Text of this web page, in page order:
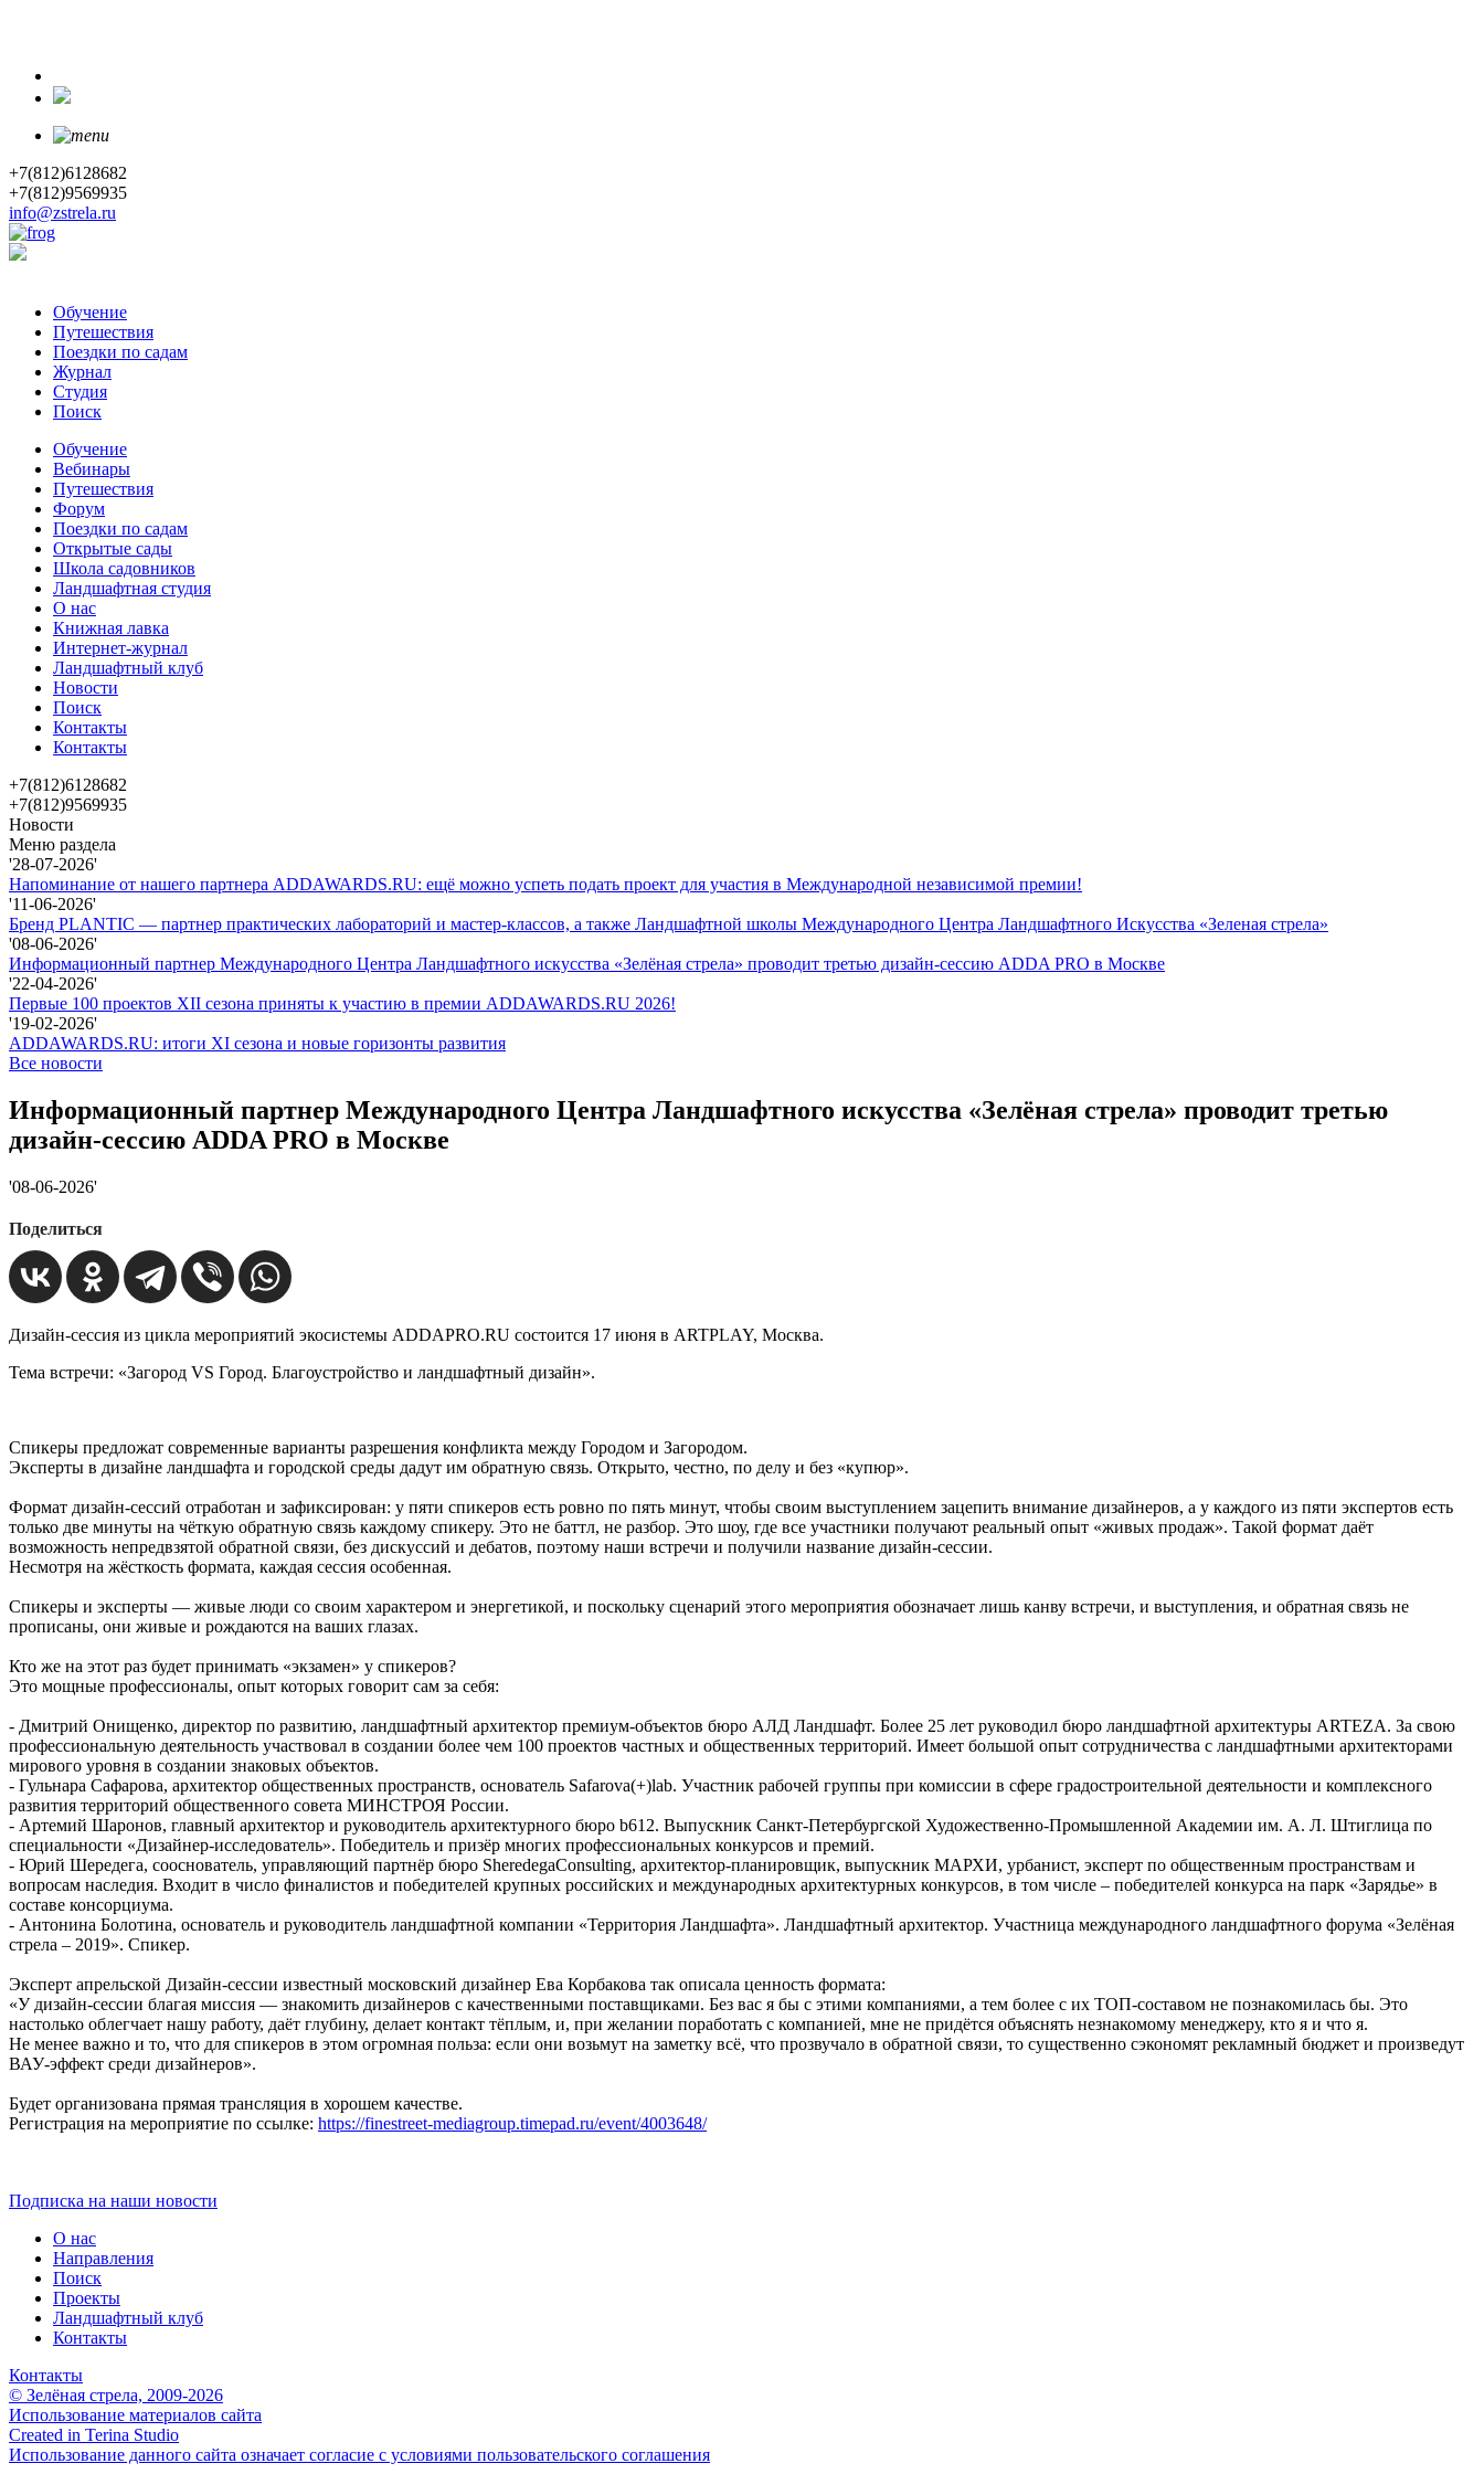
+7(812)6128682
+7(812)9569935
info@zstrela.ru
Обучение
Путешествия
Поездки по садам
Журнал
Студия
Поиск
Обучение
Вебинары
Путешествия
Форум
Поездки по садам
Открытые сады
Школа садовников
Ландшафтная студия
О нас
Книжная лавка
Интернет-журнал
Ландшафтный клуб
Новости
Поиск
Контакты
Контакты
+7(812)6128682
+7(812)9569935
Новости
Меню раздела
'28-07-2026'
Напоминание от нашего партнера ADDAWARDS.RU: ещё можно успеть подать проект для участия в Международной независимой премии!
'11-06-2026'
Бренд PLANTIC — партнер практических лабораторий и мастер-классов, а также Ландшафтной школы Международного Центра Ландшафтного Искусства «Зеленая стрела»
'08-06-2026'
Информационный партнер Международного Центра Ландшафтного искусства «Зелёная стрела» проводит третью дизайн-сессию ADDA PRO в Москве
'22-04-2026'
Первые 100 проектов XII сезона приняты к участию в премии ADDAWARDS.RU 2026!
'19-02-2026'
ADDAWARDS.RU: итоги XI сезона и новые горизонты развития
Все новости
Информационный партнер Международного Центра Ландшафтного искусства «Зелёная стрела» проводит третью
дизайн-сессию ADDA PRO в Москве
'08-06-2026'
Поделиться
Дизайн-сессия из цикла мероприятий экосистемы ADDAPRO.RU состоится 17 июня в ARTPLAY, Москва.
Тема встречи: «Загород VS Город. Благоустройство и ландшафтный дизайн».
Спикеры предложат современные варианты разрешения конфликта между Городом и Загородом.
Эксперты в дизайне ландшафта и городской среды дадут им обратную связь. Открыто, честно, по делу и без «купюр».
Формат дизайн-сессий отработан и зафиксирован: у пяти спикеров есть ровно по пять минут, чтобы своим выступлением зацепить внимание дизайнеров, а у каждого из пяти экспертов есть
только две минуты на чёткую обратную связь каждому спикеру. Это не баттл, не разбор. Это шоу, где все участники получают реальный опыт «живых продаж». Такой формат даёт
возможность непредвзятой обратной связи, без дискуссий и дебатов, поэтому наши встречи и получили название дизайн-сессии.
Несмотря на жёсткость формата, каждая сессия особенная.
Спикеры и эксперты — живые люди со своим характером и энергетикой, и поскольку сценарий этого мероприятия обозначает лишь канву встречи, и выступления, и обратная связь не
прописаны, они живые и рождаются на ваших глазах.
Кто же на этот раз будет принимать «экзамен» у спикеров?
Это мощные профессионалы, опыт которых говорит сам за себя:
- Дмитрий Онищенко, директор по развитию, ландшафтный архитектор премиум-объектов бюро АЛД Ландшафт. Более 25 лет руководил бюро ландшафтной архитектуры ARTEZA. За свою
профессиональную деятельность участвовал в создании более чем 100 проектов частных и общественных территорий. Имеет большой опыт сотрудничества с ландшафтными архитекторами
мирового уровня в создании знаковых объектов.
- Гульнара Сафарова, архитектор общественных пространств, основатель Safarova(+)lab. Участник рабочей группы при комиссии в сфере градостроительной деятельности и комплексного
развития территорий общественного совета МИНСТРОЯ России.
- Артемий Шаронов, главный архитектор и руководитель архитектурного бюро b612. Выпускник Санкт-Петербургской Художественно-Промышленной Академии им. А. Л. Штиглица по
специальности «Дизайнер-исследователь». Победитель и призёр многих профессиональных конкурсов и премий.
- Юрий Шередега, сооснователь, управляющий партнёр бюро SheredegaConsulting, архитектор-планировщик, выпускник МАРХИ, урбанист, эксперт по общественным пространствам и
вопросам наследия. Входит в число финалистов и победителей крупных российских и международных архитектурных конкурсов, в том числе – победителей конкурса на парк «Зарядье» в
составе консорциума.
- Антонина Болотина, основатель и руководитель ландшафтной компании «Территория Ландшафта». Ландшафтный архитектор. Участница международного ландшафтного форума «Зелёная
стрела – 2019». Спикер.
Эксперт апрельской Дизайн-сессии известный московский дизайнер Ева Корбакова так описала ценность формата:
«У дизайн-сессии благая миссия — знакомить дизайнеров с качественными поставщиками. Без вас я бы с этими компаниями, а тем более с их ТОП-составом не познакомилась бы. Это
настолько облегчает нашу работу, даёт глубину, делает контакт тёплым, и, при желании поработать с компанией, мне не придётся объяснять незнакомому менеджеру, кто я и что я.
Не менее важно и то, что для спикеров в этом огромная польза: если они возьмут на заметку всё, что прозвучало в обратной связи, то существенно сэкономят рекламный бюджет и произведут
ВАУ-эффект среди дизайнеров».
Будет организована прямая трансляция в хорошем качестве.
Регистрация на мероприятие по ссылке: https://finestreet-mediagroup.timepad.ru/event/4003648/
Подписка на наши новости
О нас
Направления
Поиск
Проекты
Ландшафтный клуб
Контакты
Контакты
© Зелёная стрела, 2009-2026
Использование материалов сайта
Created in Terina Studio
Использование данного сайта означает согласие с условиями пользовательского соглашения